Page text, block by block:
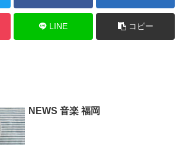
LINE コピー
NEWS 音楽 福岡